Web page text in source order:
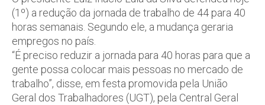
(1º) a redução da jornada de trabalho de 44 para 40
horas semanais. Segundo ele, a mudança geraria
empregos no país.
“É preciso reduzir a jornada para 40 horas para que a
gente possa colocar mais pessoas no mercado de
trabalho”, disse, em festa promovida pela União
Geral dos Trabalhadores (UGT), pela Central Geral